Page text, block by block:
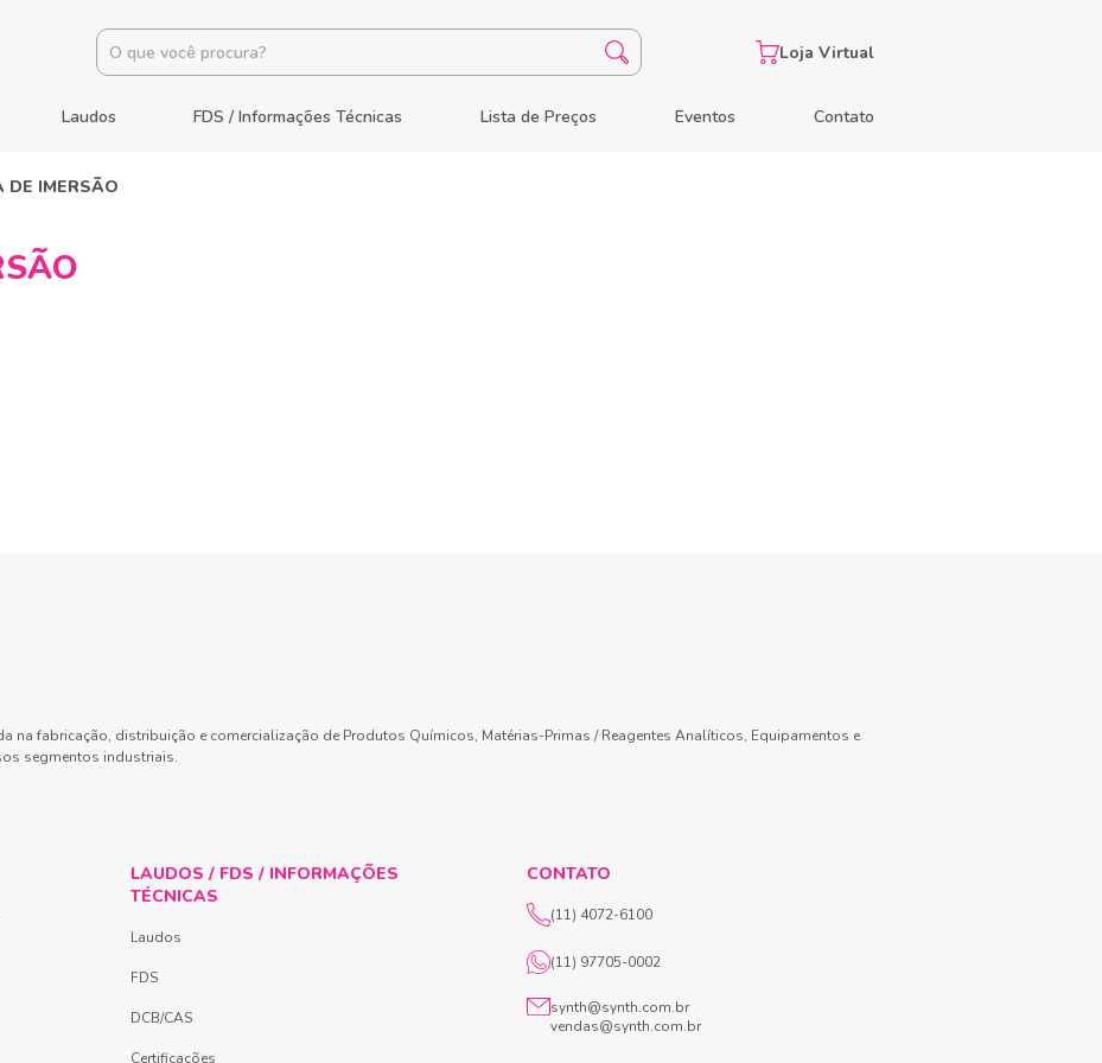
Laudos FDS / Informações Técnicas Lista de Preços Eventos Contato
Loja Virtual
DE IMERSÃO
na fabricação, distribuição e comercialização de Produtos Químicos, Matérias-Primas / Reagentes Analíticos, Equipamentos e
segmentos industriais.
LAUDOS / FDS / INFORMAÇÕES
TÉCNICAS
Laudos
FDS
DCB/CAS
Certificações
CONTATO
(11) 4072-6100
(11) 97705-0002
synth@synth.com.br
vendas@synth.com.br